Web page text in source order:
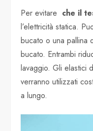
Per evitare che il
l’elettricità statica.
bucato o una pallina
bucato. Entrambi
lavaggio. Gli elastici
verranno utilizzati
a lungo.